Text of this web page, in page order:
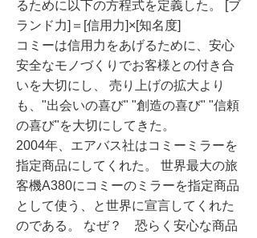
るために以下の方程式を定義した。 [ブ
ランド力]＝[信用力]×[知名度]
コミーは信用力をあげるために、安心
安全なモノづくりでお客様との付き合
いを大切にし、 売り上げの拡大より
も、"出会いの喜び" "創造の喜び" "信頼
の喜び"を大切にしてきた。
2004年、エアバス社はコミーミラーを
指定商品にしてくれた。 世界最大の旅
客機A380にコミーのミラーを指定商品
として使う、と世界に宣言してくれた
のである。 なぜ？ 恐らく安心な商品